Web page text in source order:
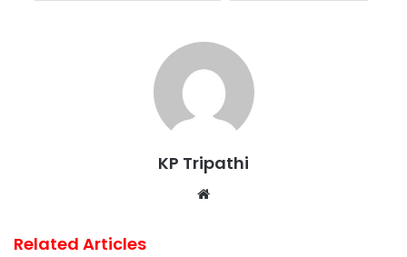
KP Tripathi
Related Articles